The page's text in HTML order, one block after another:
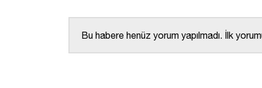
Bu habere henüz yorum yapılmadı. İlk